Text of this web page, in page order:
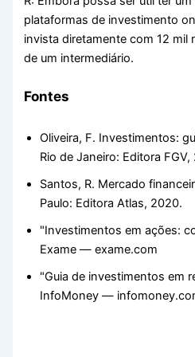
plataformas de investimento
invista diretamente com 12 mil
de um intermediário.
Fontes
Oliveira, F. Investimentos:
Rio de Janeiro: Editora FGV,
Santos, R. Mercado
Paulo: Editora Atlas, 2020.
"Investimentos em ações:
Exame — exame.com
"Guia de investimentos em
InfoMoney —